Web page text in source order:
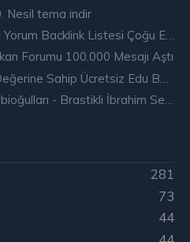
Nesil tema indir
125 Bin Oto Onaylı Blog Yorum Backlink Listesi Çoğu Edu ve Gov Ücretsiz
Forumu 100.000 Mesajı Aştı
Munzur Dağlarında Gülabioğulları - Brastikli İbrahim Sevindik
281
73
44